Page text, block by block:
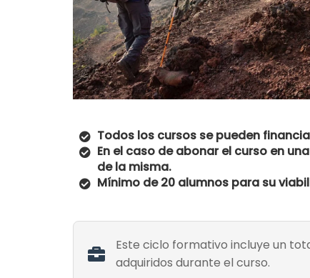
Todos los cursos se pueden
En el caso de abonar el curso en
de la misma.
Mínimo de 20 alumnos para su
Este ciclo formativo incluye un
adquiridos durante el curso.